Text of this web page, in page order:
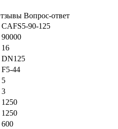
Вопрос-ответ
CAFS5-90-125
90000
16
DN125
F5-44
5
3
1250
1250
600